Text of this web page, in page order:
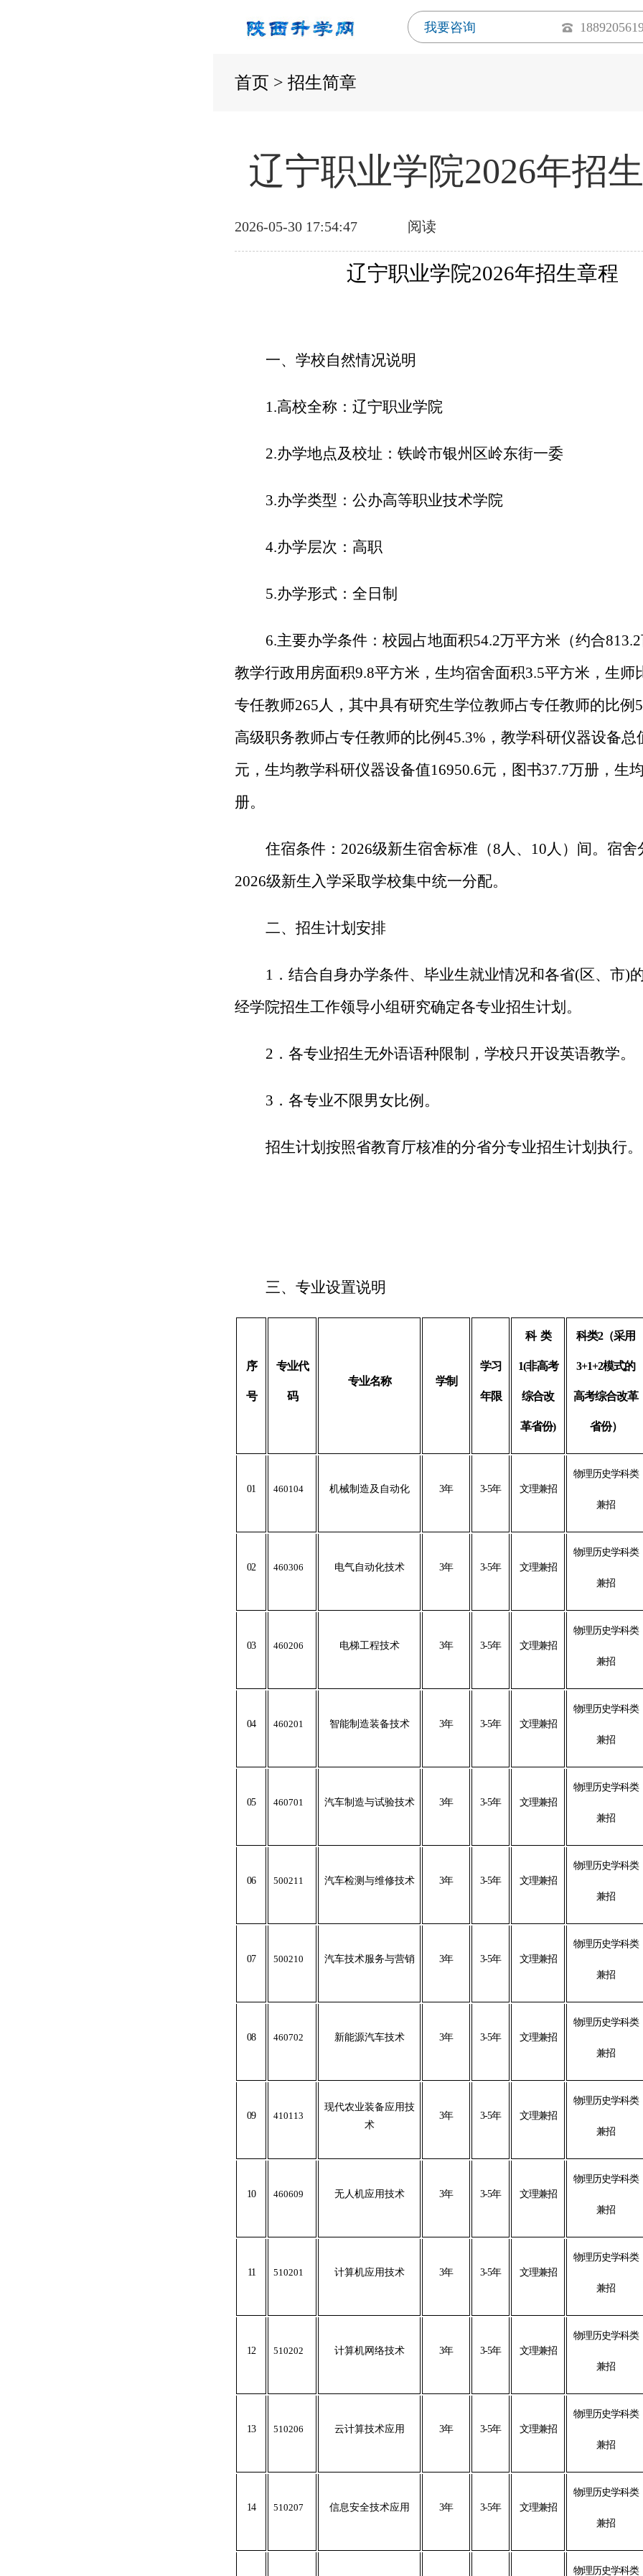
我要咨询
首页 > 招生简章
辽宁职业学院2026年招
2026-05-30 17:54:47 阅读
辽宁职业学院2026年招生章程
一、学校自然情况说明
1.高校全称：辽宁职业学院
2.办学地点及校址：铁岭市银州区岭东街一委
3.办学类型：公办高等职业技术学院
4.办学层次：高职
5.办学形式：全日制
6.主要办学条件：校园占地面积54.2万平方米（约合
教学行政用房面积9.8平方米，生均宿舍面积3.5平方米，生师
专任教师265人，其中具有研究生学位教师占专任教师的比例
高级职务教师占专任教师的比例45.3%，教学科研仪器设备总
元，生均教学科研仪器设备值16950.6元，图书37.7万册，生
册。
住宿条件： 2026级新生宿舍标准（8人、10人）间。宿舍
2026级新生入学采取学校集中统一分配。
二、招生计划安排
1．结合自身办学条件、毕业生就业情况和各省(区、市)
经学院招生工作领导小组研究确定各专业招生计划。
2．各专业招生无外语语种限制，学校只开设英语教学。
3．各专业不限男女比例。
招生计划按照省教育厅核准的分省分专业招生计划执行。
三、专业设置说明
序
号
专业代
码
专业名称 学制
学习
年限
科 类
1(非高考
综合改
革省份)
科类2（采用
3+1+2模式的
高考综合改革
省份）
01 460104 机械制造及自动化 3年 3-5年 文理兼招
物理历史学科类
兼招
02 460306 电气自动化技术 3年 3-5年 文理兼招
物理历史学科类
兼招
03 460206 电梯工程技术 3年 3-5年 文理兼招
物理历史学科类
兼招
04 460201 智能制造装备技术 3年 3-5年 文理兼招
物理历史学科类
兼招
05 460701 汽车制造与试验技术 3年 3-5年 文理兼招
物理历史学科类
兼招
06 500211 汽车检测与维修技术 3年 3-5年 文理兼招
物理历史学科类
兼招
07 500210 汽车技术服务与营销 3年 3-5年 文理兼招
物理历史学科类
兼招
08 460702 新能源汽车技术 3年 3-5年 文理兼招
物理历史学科类
兼招
09 410113
现代农业装备应用技
术
3年 3-5年 文理兼招
物理历史学科类
兼招
10 460609 无人机应用技术 3年 3-5年 文理兼招
物理历史学科类
兼招
11 510201 计算机应用技术 3年 3-5年 文理兼招
物理历史学科类
兼招
12 510202 计算机网络技术 3年 3-5年 文理兼招
物理历史学科类
兼招
13 510206 云计算技术应用 3年 3-5年 文理兼招
物理历史学科类
兼招
14 510207 信息安全技术应用 3年 3-5年 文理兼招
物理历史学科类
兼招
物理历史学科类